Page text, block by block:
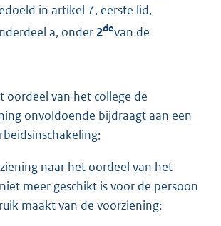
in artikel 7, eerste lid,
a, onder 2devan de
oordeel van het college de
onvoldoende bijdraagt aan een
naar het oordeel van het
meer geschikt is voor de persoon
maakt van de voorziening;